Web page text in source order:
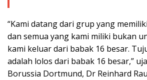
“Kami datang dari grup yang
dan semua yang kami miliki bukan
kami keluar dari babak 16 besar.
adalah lolos dari babak 16 besar,”
Borussia Dortmund, Dr Reinhard